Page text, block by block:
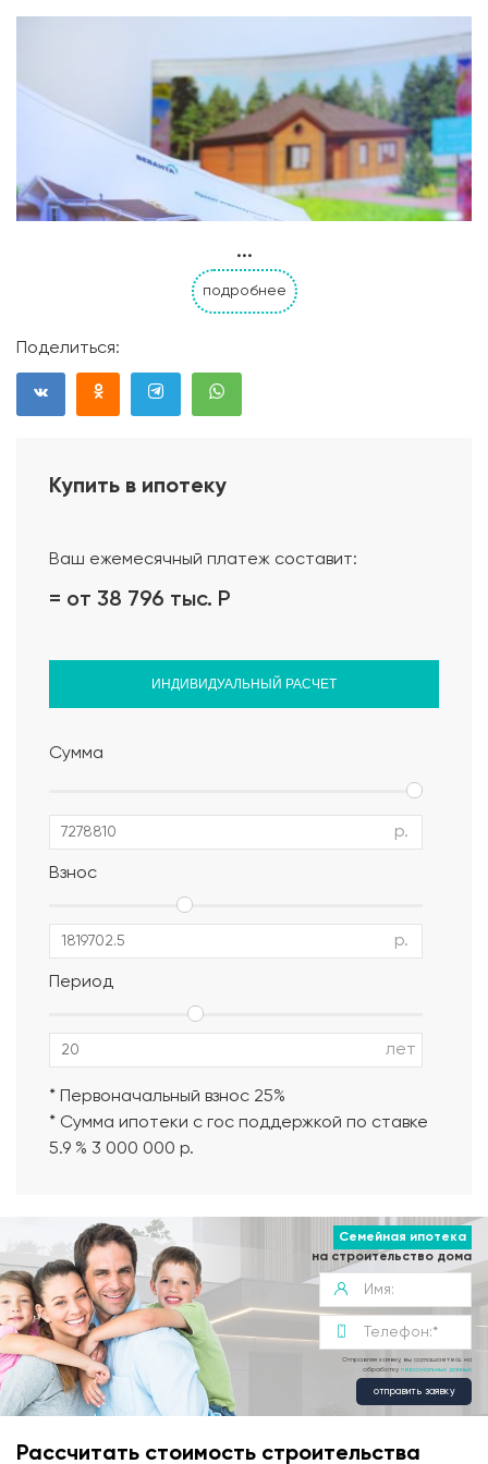
Проект дома
Альбом АР, КР, ИР
...
подробнее
Поделиться:
Купить в ипотеку
Ваш ежемесячный платеж составит:
= от 38 796 тыс. Р
ИНДИВИДУАЛЬНЫЙ РАСЧЕТ
Сумма
р.
Взнос
р.
Период
лет
* Первоначальный взнос 25%
* Сумма ипотеки с гос поддержкой по ставке
5.9 % 3 000 000 р.
Семейная ипотека
на строительство дома
Отправляя заявку, вы соглашаетесь на
обработку персональных данных
отправить заявку
Рассчитать стоимость строительства